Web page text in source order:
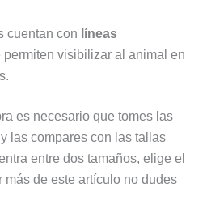
cuentan con líneas
visibilizar al animal en
es necesario que tomes las
las compares con las tallas
entre dos tamaños, elige el
más de este artículo no dudes